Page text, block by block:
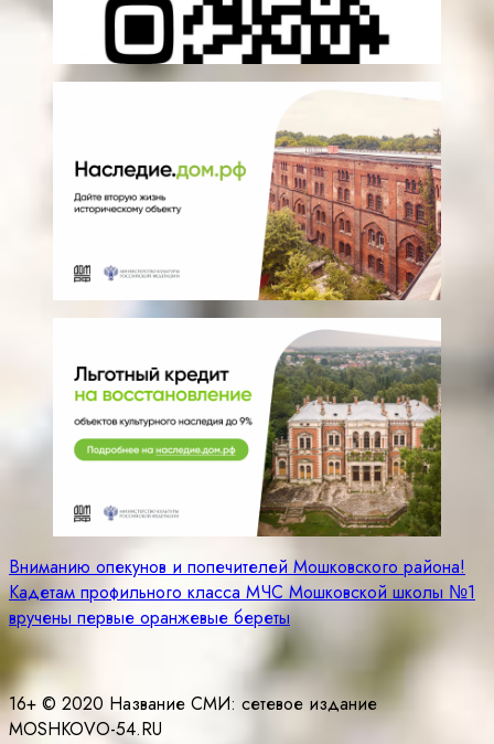
Навигация
по
записям
Вниманию опекунов и попечителей Мошковского района!
Кадетам профильного класса МЧС Мошковской школы №1
вручены первые оранжевые береты
16+ © 2020 Название СМИ: cетевое издание
MOSHKOVO-54.RU